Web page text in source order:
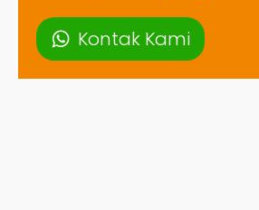
Kontak Kami